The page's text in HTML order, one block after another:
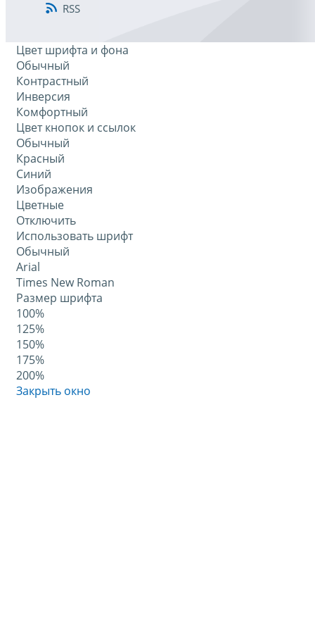
RSS
Цвет шрифта и фона
Обычный
Контрастный
Инверсия
Комфортный
Цвет кнопок и ссылок
Обычный
Красный
Синий
Изображения
Цветные
Отключить
Использовать шрифт
Обычный
Arial
Times New Roman
Размер шрифта
100%
125%
150%
175%
200%
Закрыть окно